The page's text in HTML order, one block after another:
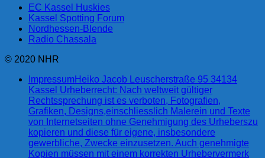
EC Kassel Huskies
Kassel Spotting Forum
Nordhessen-Blende
Radio Chassala
© 2020 NHR
ImpressumHeiko Jacob Leuscherstraße 95 34134
Kassel Urheberrecht: Nach weltweit gültiger
Rechtssprechung ist es verboten, Fotografien,
Grafiken, Designs,einschliesslich Malerein und Texte
von Internetseiten ohne Genehmigung des Urheberszu
kopieren und diese für eigene, insbesondere
gewerbliche, Zwecke einzusetzen. Auch genehmigte
Kopien müssen mit einem korrekten Urhebervermerk